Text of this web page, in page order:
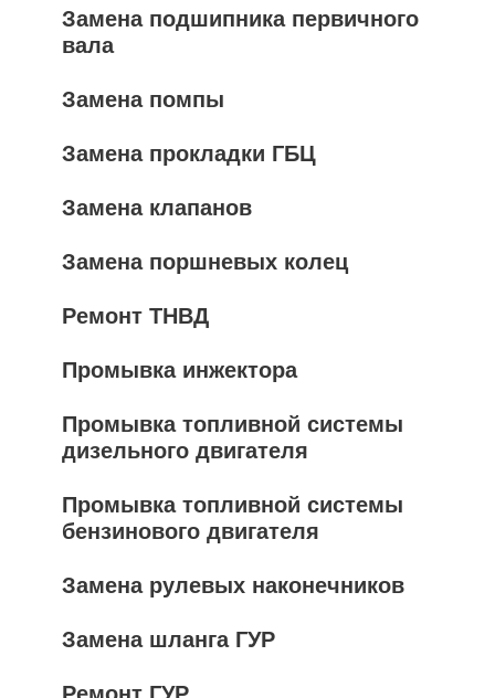
Замена подшипника первичного
вала
Замена помпы
Замена прокладки ГБЦ
Замена клапанов
Замена поршневых колец
Ремонт ТНВД
Промывка инжектора
Промывка топливной системы
дизельного двигателя
Промывка топливной системы
бензинового двигателя
Замена рулевых наконечников
Замена шланга ГУР